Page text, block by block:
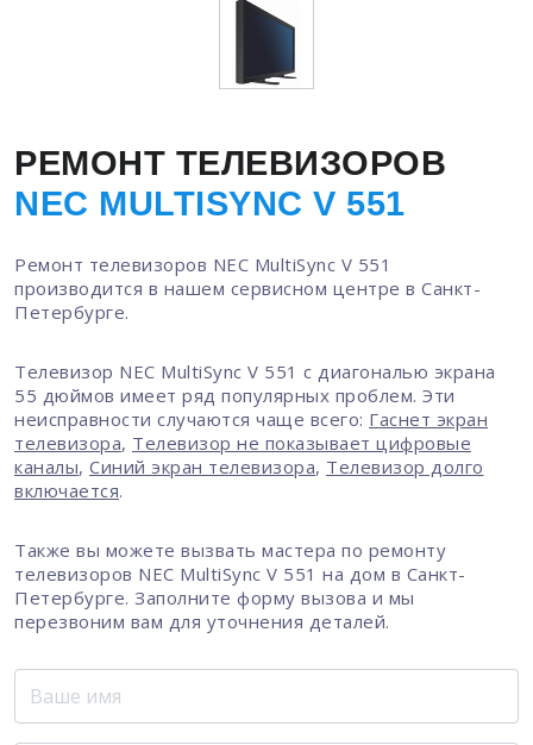
РЕМОНТ ТЕЛЕВИЗОРОВ
NEC MULTISYNC V 551
Ремонт телевизоров NEC MultiSync V 551
производится в нашем сервисном центре в Санкт-
Петербурге.
Телевизор NEC MultiSync V 551 с диагональю экрана
55 дюймов имеет ряд популярных проблем. Эти
неисправности случаются чаще всего: Гаснет экран
телевизора, Телевизор не показывает цифровые
каналы, Синий экран телевизора, Телевизор долго
включается.
Также вы можете вызвать мастера по ремонту
телевизоров NEC MultiSync V 551 на дом в Санкт-
Петербурге. Заполните форму вызова и мы
перезвоним вам для уточнения деталей.